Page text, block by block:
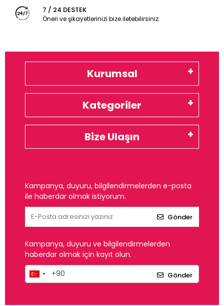
7 / 24 DESTEK
Öneri ve şikayetlerinizi bize iletebilirsiniz.
Kurumsal
Kategoriler
Bize Ulaşın
Kampanya, duyuru, bilgilendirmelerden e-posta
ile haberdar olmak istiyorum.
Gönder
Kampanya, duyuru ve bilgilendirmelerden
haberdar olmak için kayıt olun.
Gönder